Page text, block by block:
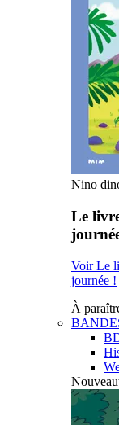
Nino
Le
Voir Le
journée !
À